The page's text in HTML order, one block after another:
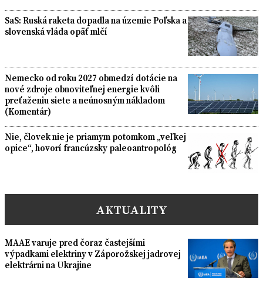
SaS: Ruská raketa dopadla na územie Poľska a
slovenská vláda opäť mlčí
Nemecko od roku 2027 obmedzí dotácie na
nové zdroje obnoviteľnej energie kvôli
preťaženiu siete a neúnosným nákladom
(Komentár)
Nie, človek nie je priamym potomkom „veľkej
opice“, hovorí francúzsky paleoantropológ
AKTUALITY
MAAE varuje pred čoraz častejšími
výpadkami elektriny v Záporožskej jadrovej
elektrárni na Ukrajine